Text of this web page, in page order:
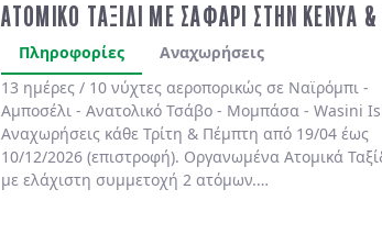
ΑΤΟΜΙΚΟ ΤΑΞΙΔΙ ΜΕ ΣΑΦΑΡΙ ΣΤΗΝ ΚΕΝΥΑ
Πληροφορίες
Αναχωρήσεις
13 ημέρες / 10 νύχτες αεροπορικώς σε Ναϊρόμπι -
Αμποσέλι - Ανατολικό Τσάβο - Μομπάσα - Wasini
Αναχωρήσεις κάθε Τρίτη & Πέμπτη από 19/04 έως
10/12/2026 (επιστροφή). Οργανωμένα Ατομικά
με ελάχιστη συμμετοχή 2 ατόμων.